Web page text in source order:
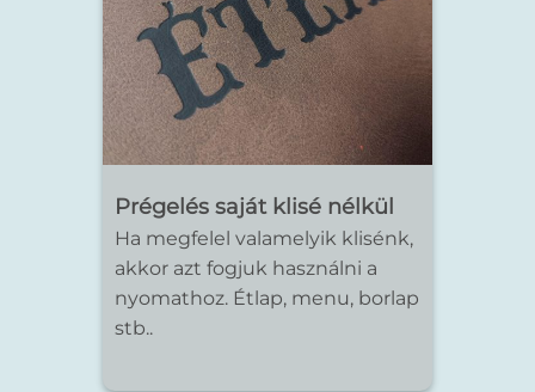
Prégelés saját klisé nélkül
Ha megfelel valamelyik klisénk,
akkor azt fogjuk használni a
nyomathoz. Étlap, menu, borlap
stb..